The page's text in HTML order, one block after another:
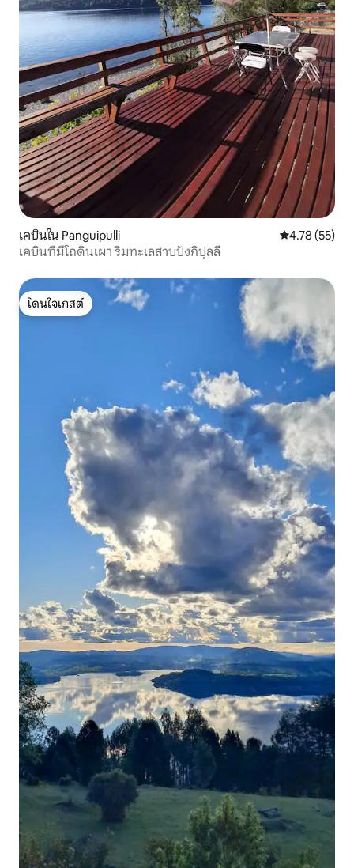
เคบินใน Panguipulli คะแนนเฉลี่ย
4.78 (55)
เคบินที่มีโถดินเผา ริมทะเลสาบปังกิปุลลี
โดนใจเกสต์
โดนใจเกสต์